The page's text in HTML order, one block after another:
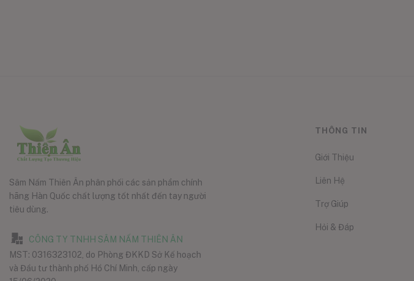
Sâm Nấm Thiên Ân phân phối các sản phẩm chính
hãng Hàn Quốc chất lượng tốt nhất đến tay người
tiêu dùng.
CÔNG TY TNHH SÂM NẤM THIÊN ÂN
MST: 0316323102, do Phòng ĐKKD Sở Kế hoạch
và Đầu tư thành phố Hồ Chí Minh, cấp ngày
THÔNG TIN
Giới Thiệu
Liên Hệ
Trợ Giúp
Hỏi & Đáp